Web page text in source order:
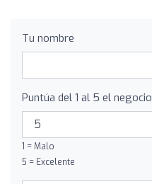
Tu nombre
Puntúa del 1 al 5 el negocio
1 = Malo
5 = Excelente